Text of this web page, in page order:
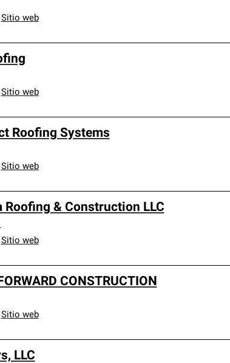
Sitio web
Sitio web
Roofing Systems
Sitio web
Roofing & Construction LLC
Sitio web
CONSTRUCTION
Sitio web
LLC